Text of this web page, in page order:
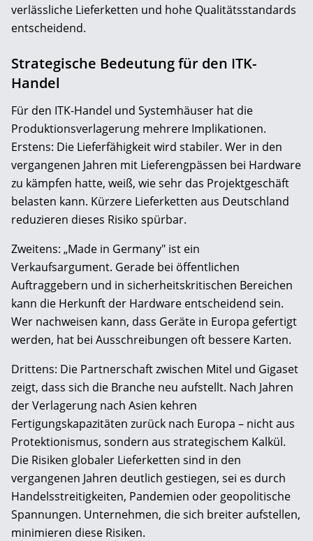
verlässliche Lieferketten und hohe Qualitätsstandards
entscheidend.
Strategische Bedeutung für den ITK-
Handel
Für den ITK-Handel und Systemhäuser hat die
Produktionsverlagerung mehrere Implikationen.
Erstens: Die Lieferfähigkeit wird stabiler. Wer in den
vergangenen Jahren mit Lieferengpässen bei Hardware
zu kämpfen hatte, weiß, wie sehr das Projektgeschäft
belasten kann. Kürzere Lieferketten aus Deutschland
reduzieren dieses Risiko spürbar.
Zweitens: „Made in Germany" ist ein
Verkaufsargument. Gerade bei öffentlichen
Auftraggebern und in sicherheitskritischen Bereichen
kann die Herkunft der Hardware entscheidend sein.
Wer nachweisen kann, dass Geräte in Europa gefertigt
werden, hat bei Ausschreibungen oft bessere Karten.
Drittens: Die Partnerschaft zwischen Mitel und Gigaset
zeigt, dass sich die Branche neu aufstellt. Nach Jahren
der Verlagerung nach Asien kehren
Fertigungskapazitäten zurück nach Europa – nicht aus
Protektionismus, sondern aus strategischem Kalkül.
Die Risiken globaler Lieferketten sind in den
vergangenen Jahren deutlich gestiegen, sei es durch
Handelsstreitigkeiten, Pandemien oder geopolitische
Spannungen. Unternehmen, die sich breiter aufstellen,
minimieren diese Risiken.